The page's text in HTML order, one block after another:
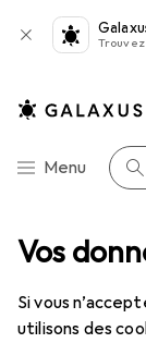
Vos
Si vous
utilisons des
Navigation par
Menu
Lentilles de